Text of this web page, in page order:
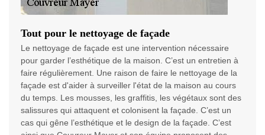
Tout pour le nettoyage de façade
Le nettoyage de façade est une intervention nécessaire
pour garder l’esthétique de la maison. C’est un entretien à
faire régulièrement. Une raison de faire le nettoyage de la
façade est d'aider à surveiller l'état de la maison au cours
du temps. Les mousses, les graffitis, les végétaux sont des
salissures qui attaquent et colonisent la façade. C’est un
cas qui gêne l’esthétique et le design de la façade. C’est